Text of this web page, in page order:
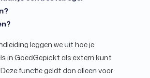
leggen we uit hoe je
in GoedGepickt als extern kunt
functie geldt dan alleen voor